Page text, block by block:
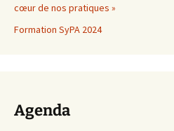
cœur de nos pratiques »
Formation SyPA 2024
Agenda